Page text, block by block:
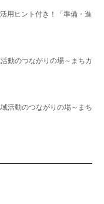
用ヒント付き！「準備・進
動のつながりの場～まちカ
活動のつながりの場～まち